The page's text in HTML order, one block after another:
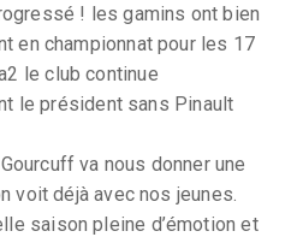
! les gamins ont bien
en championnat pour les 17
le club continue
le président sans Pinault
va nous donner une
voit déjà avec nos jeunes.
saison pleine d’émotion et